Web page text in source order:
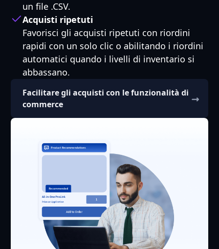
un file .CSV.
Acquisti ripetuti
Favorisci gli acquisti ripetuti con riordini
rapidi con un solo clic o abilitando i riordini
automatici quando i livelli di inventario si
abbassano.
Facilitare gli acquisti con le funzionalità di
commerce